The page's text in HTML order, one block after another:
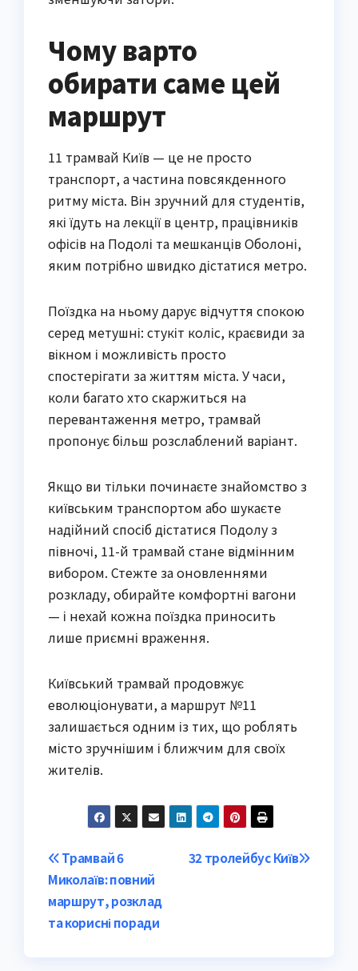
Чому варто
обирати саме цей
маршрут
11 трамвай Київ — це не просто
транспорт, а частина повсякденного
ритму міста. Він зручний для студентів,
які їдуть на лекції в центр, працівників
офісів на Подолі та мешканців Оболоні,
яким потрібно швидко дістатися метро.
Поїздка на ньому дарує відчуття спокою
серед метушні: стукіт коліс, краєвиди за
вікном і можливість просто
спостерігати за життям міста. У часи,
коли багато хто скаржиться на
перевантаження метро, трамвай
пропонує більш розслаблений варіант.
Якщо ви тільки починаєте знайомство з
київським транспортом або шукаєте
надійний спосіб дістатися Подолу з
півночі, 11-й трамвай стане відмінним
вибором. Стежте за оновленнями
розкладу, обирайте комфортні вагони
— і нехай кожна поїздка приносить
лише приємні враження.
Київський трамвай продовжує
еволюціонувати, а маршрут №11
залишається одним із тих, що роблять
місто зручнішим і ближчим для своїх
жителів.
Post
navigation
32 тролейбус Київ
Трамвай 6
Миколаїв: повний
маршрут, розклад
та корисні поради